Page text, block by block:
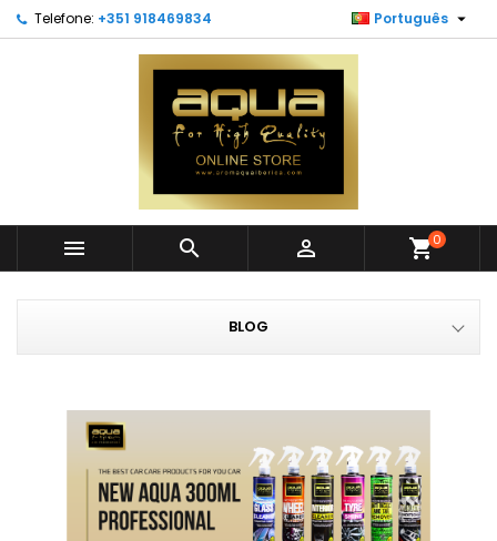
Telefone: +351 918469834 Português 
   shopping_cart0
BLOG